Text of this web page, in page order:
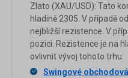
Zlato (XAU/USD): Tato
hladině 2305. V případě
nejbližší rezistence. V
pozici. Rezistence je na
ovlivnit vývoj tohoto trhu.
Swingové